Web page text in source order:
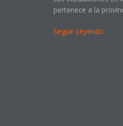
pertenece a la
Seguir Leyendo